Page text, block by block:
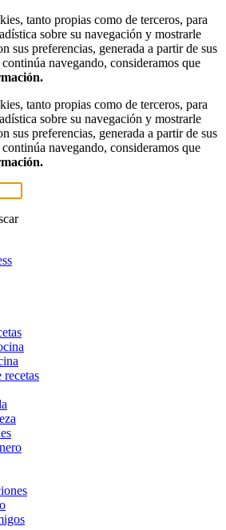
tanto propias como de terceros, para
sobre su navegación y mostrarle
sus preferencias, generada a partir de sus
navegando, consideramos que
tanto propias como de terceros, para
sobre su navegación y mostrarle
sus preferencias, generada a partir de sus
navegando, consideramos que
recetas